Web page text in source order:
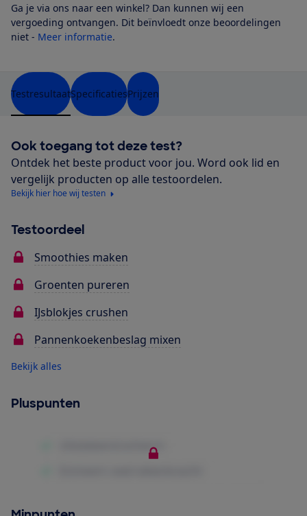
Ga je via ons naar een winkel? Dan kunnen wij een
vergoeding ontvangen. Dit beïnvloedt onze beoordelingen
niet - Meer informatie.
TestresultaatSpecificatiesPrijzen
Ook toegang tot deze test?
Ontdek het beste product voor jou. Word ook lid en
vergelijk producten op alle testoordelen.
Bekijk hier hoe wij testen
Testoordeel
Smoothies maken
Groenten pureren
IJsblokjes crushen
Pannenkoekenbeslag mixen
Bekijk alles
Pluspunten